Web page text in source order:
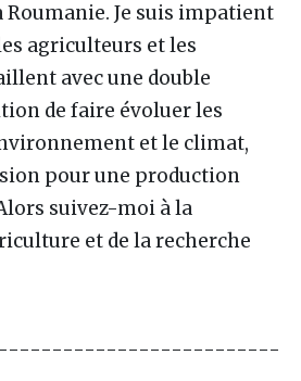
Je suis impatient
agriculteurs et les
avec une double
de faire évoluer les
et le climat,
pour une production
suivez-moi à la
et de la recherche